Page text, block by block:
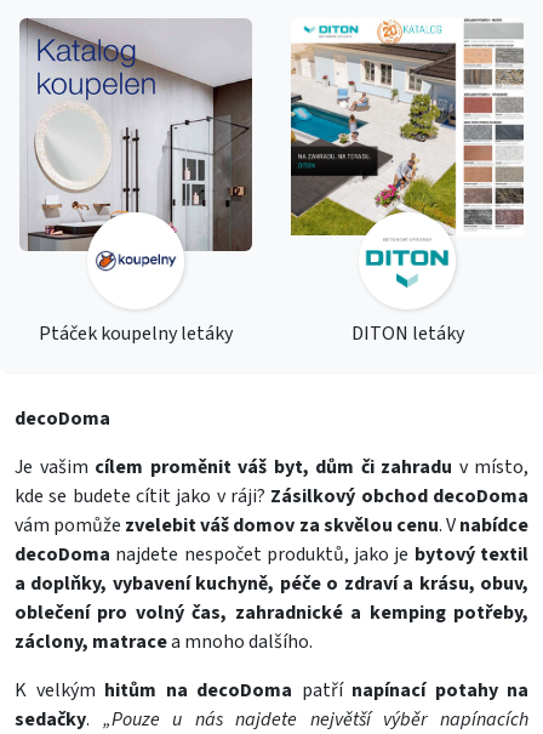
Ptáček koupelny letáky DITON letáky
decoDoma
Je vašim cílem proměnit váš byt, dům či zahradu v místo,
kde se budete cítit jako v ráji? Zásilkový obchod decoDoma
vám pomůže zvelebit váš domov za skvělou cenu. Vnabídce
decoDoma najdete nespočet produktů, jako je bytový textil
a doplňky, vybavení kuchyně, péče o zdraví a krásu, obuv,
oblečení pro volný čas, zahradnické a kemping potřeby,
záclony, matracea mnoho dalšího.
K velkým hitům na decoDoma patří napínací potahy na
sedačky. „Pouze u nás najdete největší výběr napínacích